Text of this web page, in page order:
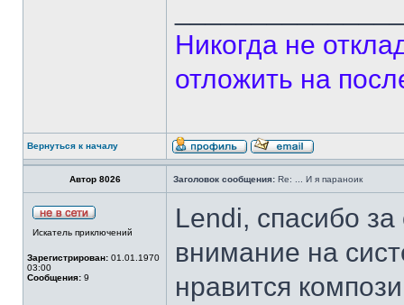
Никогда не
отложить на
Вернуться к началу
Автор 8026 Заголовок сообщения: Re: ... И я параноик
Искатель приключений
Зарегистрирован: 01.01.1970
03:00
Сообщения: 9
Lendi, спасибо
внимание на
нравится